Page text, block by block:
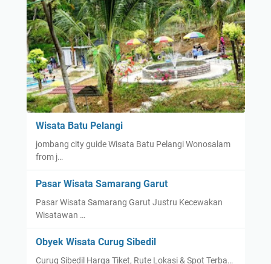
Wisata Batu Pelangi
jombang city guide Wisata Batu Pelangi Wonosalam
from j…
Pasar Wisata Samarang Garut
Pasar Wisata Samarang Garut Justru Kecewakan
Wisatawan …
Obyek Wisata Curug Sibedil
Curug Sibedil Harga Tiket, Rute Lokasi & Spot Terba…